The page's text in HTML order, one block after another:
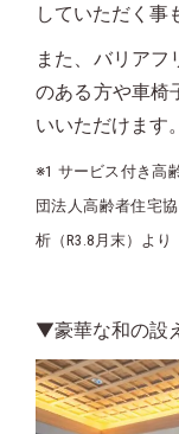
していただく事
また、バリアフ
のある方や車椅
いいただけます。
※1 サービス付き高
団法人高齢者住宅
析（R3.8月末）より
▼豪華な和の設